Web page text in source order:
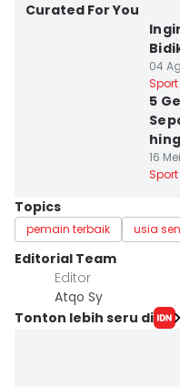
Curated For You
04
Sport
5
16
Sport
Topics
pemain terbaik usia
Editorial Team
Editor
Atqo Sy
Tonton lebih seru di